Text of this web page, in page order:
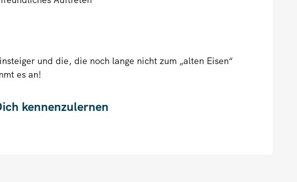
und die, die noch lange nicht zum „alten Eisen“
es an!
kennenzulernen